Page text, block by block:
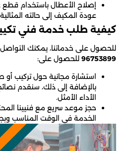
إصلاح الأعطال باستخدام قطع
عودة المكيف إلى حالته
كيفية طلب خدمة فني
للحصول على خدماتنا، يمكنك التواصل
96753899 للحصول على:
استشارة مجانية حول تركيب أو
بالإضافة إلى ذلك، سنقدم
الأداء الأمثل.
حجز موعد سريع مع فنيينا
الخدمة في الوقت المناسب